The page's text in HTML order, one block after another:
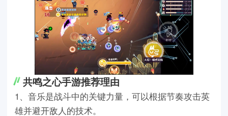
共鸣之心手游推荐理由
1、音乐是战斗中的关键力量，可以根据节奏攻击英
雄并避开敌人的技术。